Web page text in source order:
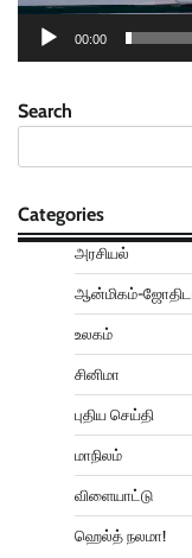
00:00
Search
Categories
அரசியல்
ஆன்மிகம்-
உலகம்
சினிமா
புதிய செய்தி
மாநிலம்
விளையாட்டு
ஹெல்த் நலமா!